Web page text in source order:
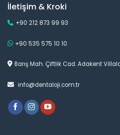
İletişim & Kroki
+90 212 873 99 93
+90 535 575 10 10
Barış Mah. Çiftlik Cad. Adakent
info@dentaloji.com.tr